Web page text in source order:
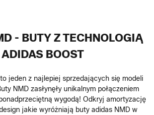
- BUTY Z TECHNOLOGIĄ
ADIDAS BOOST
jeden z najlepiej sprzedających się modeli
NMD zasłynęły unikalnym połączeniem
wygodą! Odkryj amortyzację
jakie wyróżniają buty adidas NMD w